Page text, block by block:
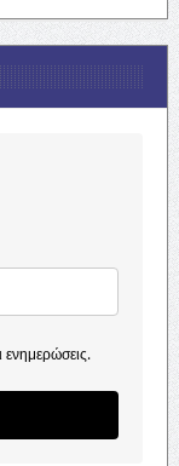
ενημερώσεις.